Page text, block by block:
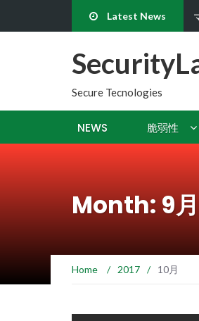
Latest News
Secure Tecnologies
NEWS 脆弱性
Month: 9
Home / 2017 / 10月